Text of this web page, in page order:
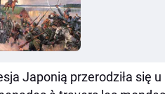
Japonią przerodziła się